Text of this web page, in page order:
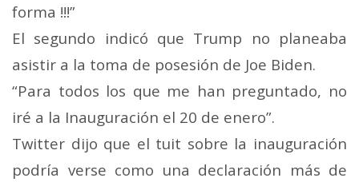
forma !!!”
El segundo indicó que Trump no planeaba
asistir a la toma de posesión de Joe Biden.
“Para todos los que me han preguntado, no
iré a la Inauguración el 20 de enero”.
Twitter dijo que el tuit sobre la inauguración
podría verse como una declaración más de